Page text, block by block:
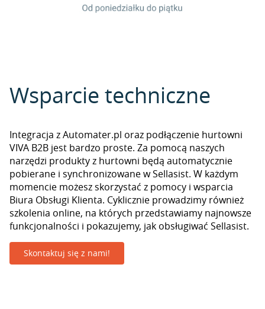
Wsparcie techniczne
Integracja z Automater.pl oraz podłączenie hurtowni
VIVA B2B jest bardzo proste. Za pomocą naszych
narzędzi produkty z hurtowni będą automatycznie
pobierane i synchronizowane w Sellasist. W każdym
momencie możesz skorzystać z pomocy i wsparcia
Biura Obsługi Klienta. Cyklicznie prowadzimy również
szkolenia online, na których przedstawiamy najnowsze
funkcjonalności i pokazujemy, jak obsługiwać Sellasist.
Skontaktuj się z nami!